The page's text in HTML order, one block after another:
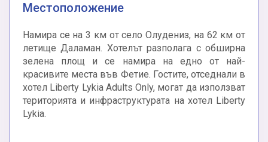
Местоположение
Намира се на 3 км от село Олудениз, на 62 км от
летище Даламан. Хотелът разполага с обширна
зелена площ и се намира на едно от най-
красивите места във Фетие. Гостите, отседнали в
хотел Liberty Lykia Adults Only, могат да използват
територията и инфраструктурата на хотел Liberty
Lykia.